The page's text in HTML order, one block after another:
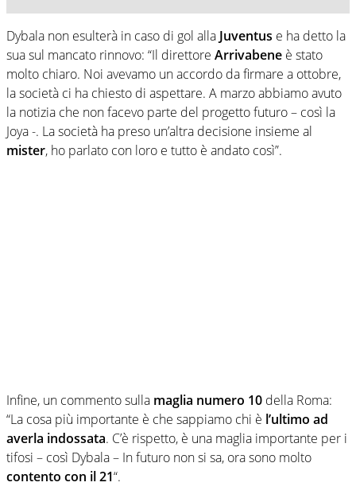
Dybala non esulterà in caso di gol alla Juventus e ha detto la
sua sul mancato rinnovo: “Il direttore Arrivabene è stato
molto chiaro. Noi avevamo un accordo da firmare a ottobre,
la società ci ha chiesto di aspettare. A marzo abbiamo avuto
la notizia che non facevo parte del progetto futuro – così la
Joya -. La società ha preso un’altra decisione insieme al
mister, ho parlato con loro e tutto è andato così”.
Infine, un commento sulla maglia numero 10 della Roma:
“La cosa più importante è che sappiamo chi è l’ultimo ad
averla indossata. C’è rispetto, è una maglia importante per i
tifosi – così Dybala – In futuro non si sa, ora sono molto
contento con il 21“.